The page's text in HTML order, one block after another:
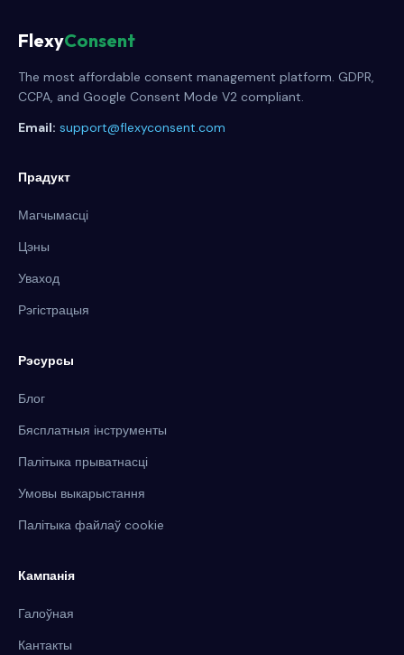
FlexyConsent
The most affordable consent management platform. GDPR,
CCPA, and Google Consent Mode V2 compliant.
Email: support@flexyconsent.com
Прадукт
Магчымасці
Цэны
Уваход
Рэгістрацыя
Рэсурсы
Блог
Бясплатныя інструменты
Палітыка прыватнасці
Умовы выкарыстання
Палітыка файлаў cookie
Кампанія
Галоўная
Кантакты